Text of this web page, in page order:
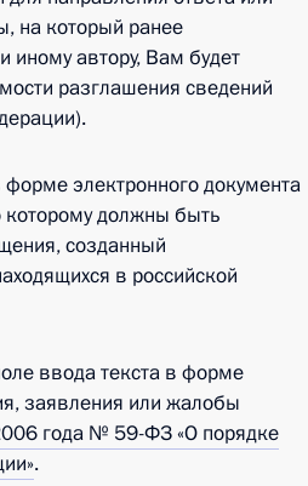
на который ранее
иному автору, Вам будет
разглашения сведений
электронного документа
которому должны быть
созданный
в российской
ввода текста в форме
заявления или жалобы
года № 59-ФЗ «О порядке
.